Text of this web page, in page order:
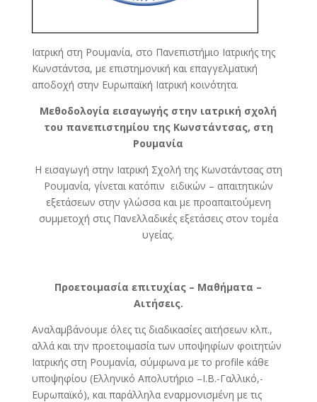
Ιατρική στη Ρουμανία, στο Πανεπιστήμιο Ιατρικής της
Κωνστάντσα, με επιστημονική και επαγγελματική
αποδοχή στην Ευρωπαϊκή Ιατρική κοινότητα.
Μεθοδολογία εισαγωγής στην ιατρική σχολή
του πανεπιστημίου της Κωνστάντσας, στη
Ρουμανία
Η εισαγωγή στην Ιατρική Σχολή της Κωνστάντσας στη
Ρουμανία, γίνεται κατόπιν ειδικών – απαιτητικών
εξετάσεων στην γλώσσα και με προαπαιτούμενη
συμμετοχή στις Πανελλαδικές εξετάσεις στον τομέα
υγείας.
Προετοιμασία επιτυχίας – Μαθήματα –
Αιτήσεις.
Αναλαμβάνουμε όλες τις διαδικασίες αιτήσεων κλπ.,
αλλά και την προετοιμασία των υποψηφίων φοιτητών
Ιατρικής στη Ρουμανία, σύμφωνα με το profile κάθε
υποψηφίου (Ελληνικό Απολυτήριο –Ι.Β.-Γαλλικό,-
Ευρωπαϊκό), και παράλληλα εναρμονισμένη με τις